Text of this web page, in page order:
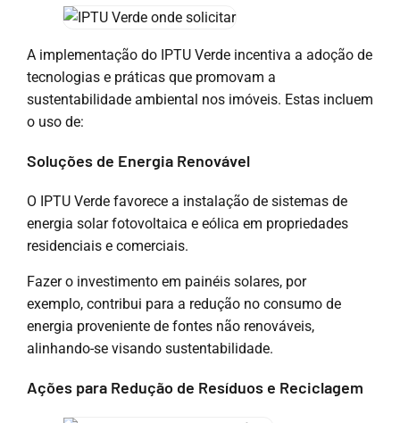
A implementação do IPTU Verde incentiva a adoção de
tecnologias e práticas que promovam a
sustentabilidade ambiental nos imóveis. Estas incluem
o uso de:
Soluções de Energia Renovável
O IPTU Verde favorece a instalação de sistemas de
energia solar fotovoltaica e eólica em propriedades
residenciais e comerciais.
Fazer o investimento em painéis solares, por
exemplo, contribui para a redução no consumo de
energia proveniente de fontes não renováveis,
alinhando-se visando sustentabilidade.
Ações para Redução de Resíduos e Reciclagem